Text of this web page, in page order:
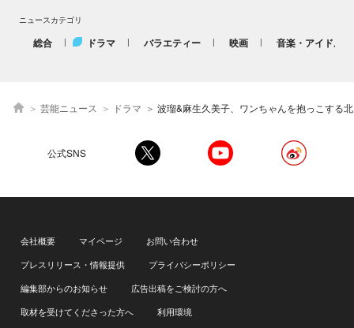
ニュースカテゴリ
総合 ドラマ バラエティー 映画 音楽・アイドル
芸能ニュース ドラマ 波瑠&麻生久美子、ワンちゃんを抱っこする北乃きいとの仲良しオフショット公開＜
公式SNS
会社概要 マイページ
お問い合わせ
プレスリリース・情報提供
プライバシーポリシー
編集部からのお知らせ
広告出稿をご検討の方へ
取材を受けてくださった方へ
利用環境